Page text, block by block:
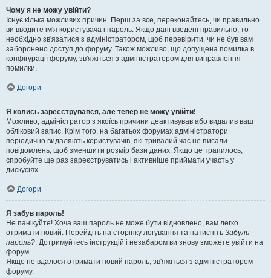
Чому я не можу увійти?
Існує кілька можливих причин. Перш за все, переконайтесь, чи правильно
ви вводите ім'я користувача і пароль. Якщо дані введені правильно, то
необхідно зв'язатися з адміністратором, щоб перевірити, чи не був вам
заборонено доступ до форуму. Також можливо, що допущена помилка в
конфігурації форуму, зв'яжіться з адміністратором для виправлення
помилки.
Догори
Я колись зареєструвався, але тепер не можу увійти!
Можливо, адміністратор з якоїсь причини деактивував або видалив ваш
обліковий запис. Крім того, на багатьох форумах адміністратори
періодично видаляють користувачів, які тривалий час не писали
повідомлень, щоб зменшити розмір бази даних. Якщо це трапилось,
спробуйте ще раз зареєструватись і активніше приймати участь у
дискусіях.
Догори
Я забув пароль!
Не панікуйте! Хоча ваш пароль не може бути відновлено, вам легко
отримати новий. Перейдіть на сторінку логування та натисніть Забули
пароль?. Дотримуйтесь інструкцій і незабаром ви знову зможете увійти на
форум.
Якщо не вдалося отримати новий пароль, зв'яжіться з адміністратором
форуму.